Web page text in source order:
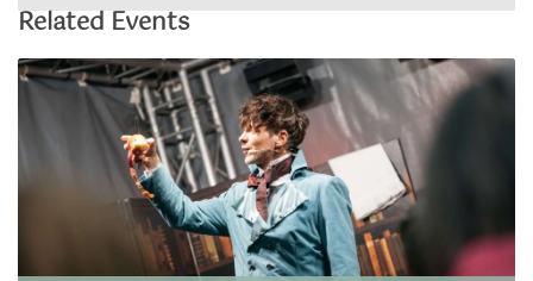
Related Events